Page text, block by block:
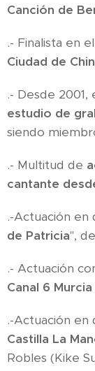
Canción de
.- Finalista en
Ciudad de
.- Desde
estudio de
siendo
.- Multitud de
cantante
.-Actuación
de Patricia",
.- Actuación
Canal 6 Murcia
.-Actuación
Castilla La
Robles (Kike